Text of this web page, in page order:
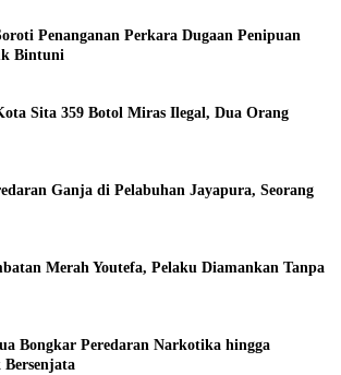
Penanganan Perkara Dugaan Penipuan
Bintuni
Sita 359 Botol Miras Ilegal, Dua Orang
Ganja di Pelabuhan Jayapura, Seorang
Merah Youtefa, Pelaku Diamankan Tanpa
Bongkar Peredaran Narkotika hingga